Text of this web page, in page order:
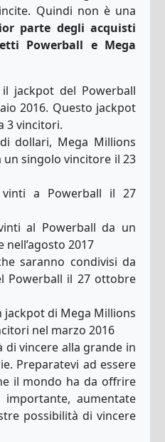
Quindi non è una
parte degli acquisti
Powerball e Mega
jackpot del Powerball
2016. Questo jackpot
3 vincitori.
dollari, Mega Millions
singolo vincitore il 23
a Powerball il 27
al Powerball da un
2017
saranno condivisi da
Powerball il 27 ottobre
jackpot di Mega Millions
nel marzo 2016
di vincere alla grande in
Preparatevi ad essere
il mondo ha da offrire
aumentate
possibilità di vincere